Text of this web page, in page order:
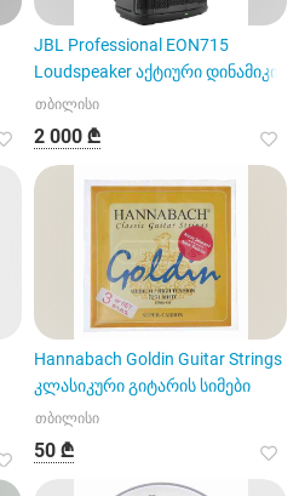
JBL Professional EON715
Loudspeaker აქტიური დინამიკი
თბილისი
2 000 ₾
Hannabach Goldin Guitar Strings
კლასიკური გიტარის სიმები
თბილისი
50 ₾